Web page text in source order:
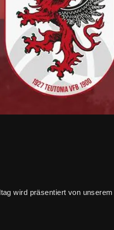
wird präsentiert von